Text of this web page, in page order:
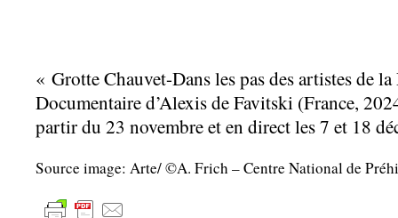
« Grotte Chauvet-Dans les pas des artistes de
Documentaire d’Alexis de Favitski (France,
partir du 23 novembre et en direct les 7 et 18
Source image: Arte/ ©A. Frich – Centre National de